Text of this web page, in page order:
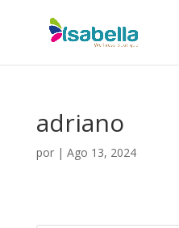
adriano
por | Ago 13, 2024